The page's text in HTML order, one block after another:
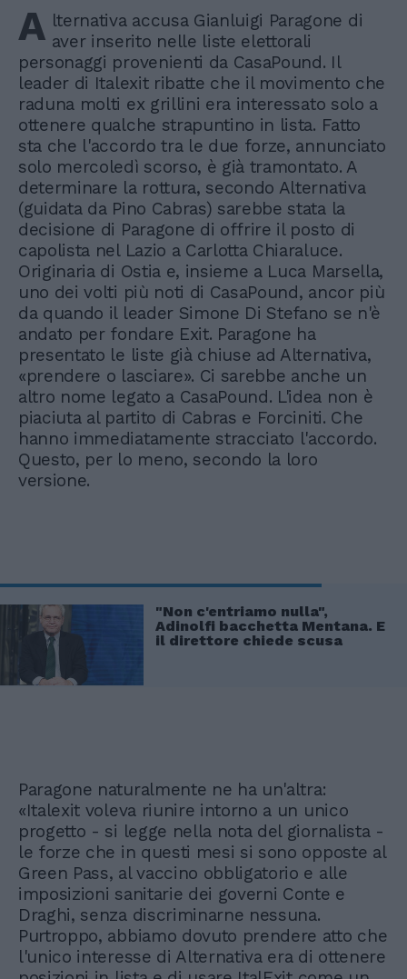
A lternativa accusa Gianluigi Paragone di
aver inserito nelle liste elettorali
personaggi provenienti da CasaPound. Il
leader di Italexit ribatte che il movimento che
raduna molti ex grillini era interessato solo a
ottenere qualche strapuntino in lista. Fatto
sta che l'accordo tra le due forze, annunciato
solo mercoledì scorso, è già tramontato. A
determinare la rottura, secondo Alternativa
(guidata da Pino Cabras) sarebbe stata la
decisione di Paragone di offrire il posto di
capolista nel Lazio a Carlotta Chiaraluce.
Originaria di Ostia e, insieme a Luca Marsella,
uno dei volti più noti di CasaPound, ancor più
da quando il leader Simone Di Stefano se n'è
andato per fondare Exit. Paragone ha
presentato le liste già chiuse ad Alternativa,
«prendere o lasciare». Ci sarebbe anche un
altro nome legato a CasaPound. L'idea non è
piaciuta al partito di Cabras e Forciniti. Che
hanno immediatamente stracciato l'accordo.
Questo, per lo meno, secondo la loro
versione.
"Non c'entriamo nulla",
Adinolfi bacchetta Mentana. E
il direttore chiede scusa
Paragone naturalmente ne ha un'altra:
«Italexit voleva riunire intorno a un unico
progetto - si legge nella nota del giornalista -
le forze che in questi mesi si sono opposte al
Green Pass, al vaccino obbligatorio e alle
imposizioni sanitarie dei governi Conte e
Draghi, senza discriminarne nessuna.
Purtroppo, abbiamo dovuto prendere atto che
l'unico interesse di Alternativa era di ottenere